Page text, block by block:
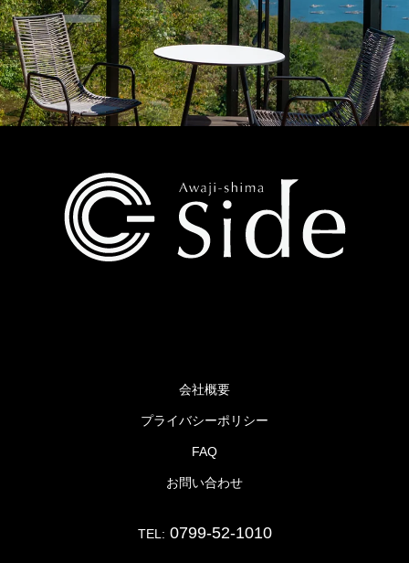
会社概要
プライバシーポリシー
FAQ
お問い合わせ
TEL: 0799-52-1010